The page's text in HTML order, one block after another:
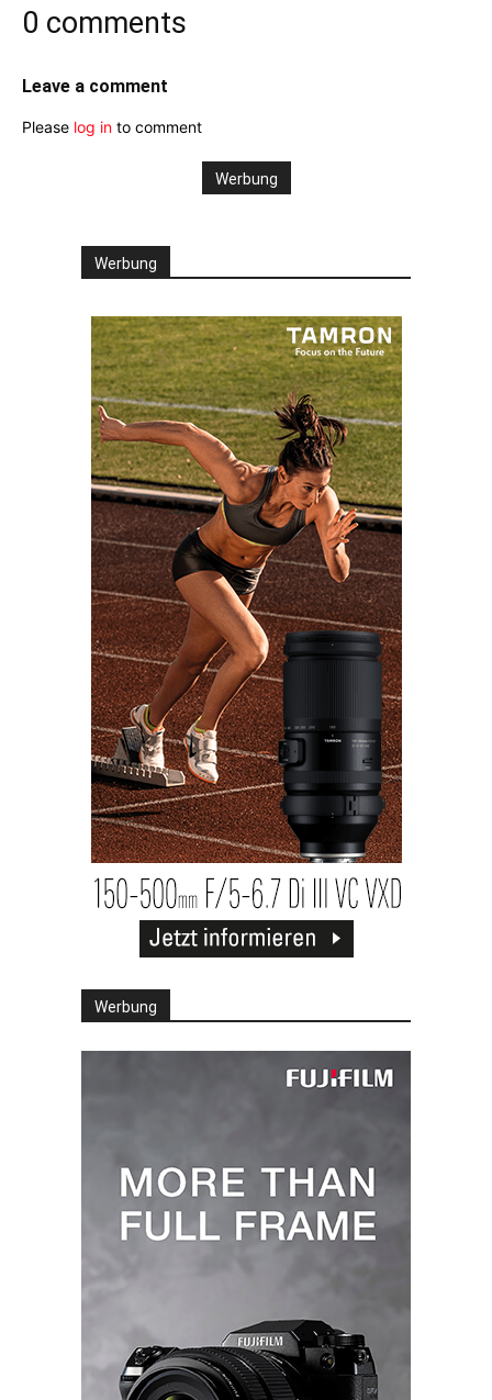
0 comments
Leave a comment
Please log in to comment
Werbung
Werbung
Werbung